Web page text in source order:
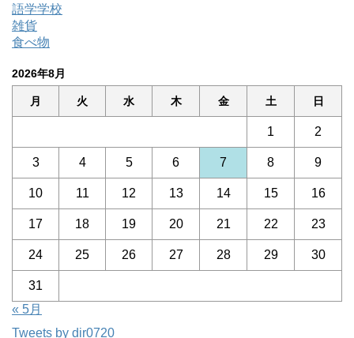
語学学校
雑貨
食べ物
2026年8月
月 火 水 木 金 土 日
1 2
3 4 5 6 7 8 9
10 11 12 13 14 15 16
17 18 19 20 21 22 23
24 25 26 27 28 29 30
31
« 5月
Tweets by dir0720